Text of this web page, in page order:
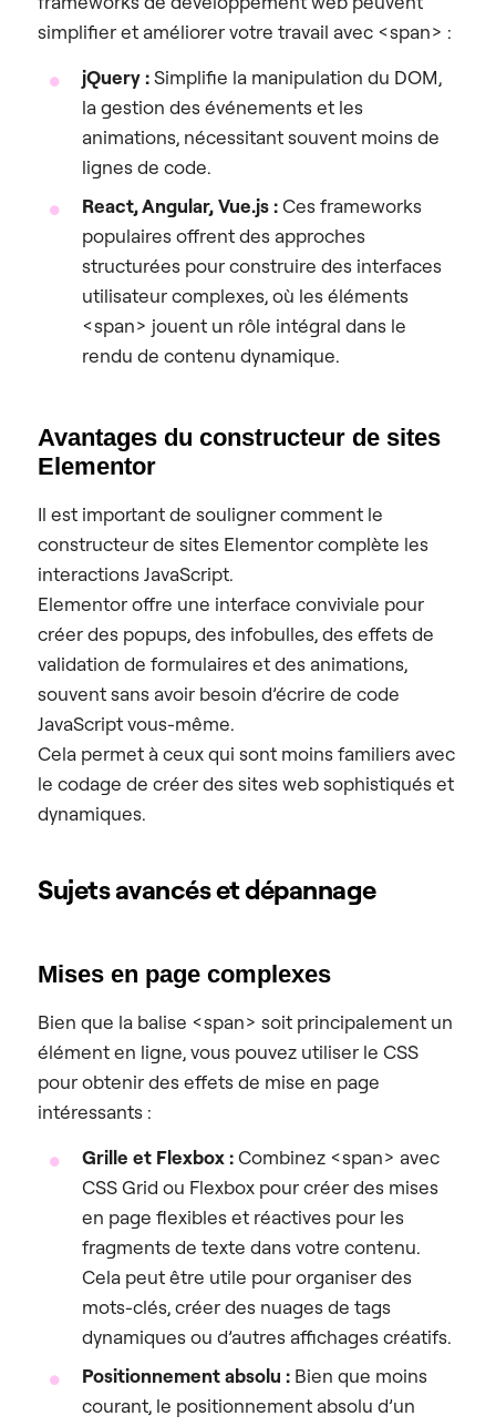
simplifier et améliorer votre travail avec <span> :
jQuery :Simplifie la manipulation du DOM,
la gestion des événements et les
animations, nécessitant souvent moins de
lignes de code.
React, Angular, Vue.js :Ces frameworks
populaires offrent des approches
structurées pour construire des interfaces
utilisateur complexes, où les éléments
<span> jouent un rôle intégral dans le
rendu de contenu dynamique.
Avantages du constructeur de sites
Elementor
Il est important de souligner comment le
constructeur de sites Elementor complète les
interactions JavaScript.
Elementor offre une interface conviviale pour
créer des popups, des infobulles, des effets de
validation de formulaires et des animations,
souvent sans avoir besoin d’écrire de code
JavaScript vous-même.
Cela permet à ceux qui sont moins familiers avec
le codage de créer des sites web sophistiqués et
dynamiques.
Sujets avancés et dépannage
Mises en page complexes
Bien que la balise <span> soit principalement un
élément en ligne, vous pouvez utiliser le CSS
pour obtenir des effets de mise en page
intéressants :
Grille et Flexbox :Combinez <span> avec
CSS Grid ou Flexbox pour créer des mises
en page flexibles et réactives pour les
fragments de texte dans votre contenu.
Cela peut être utile pour organiser des
mots-clés, créer des nuages de tags
dynamiques ou d’autres affichages créatifs.
Positionnement absolu : Bien que moins
courant, le positionnement absolu d’un